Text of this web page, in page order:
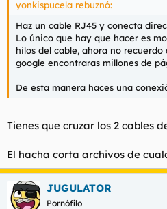
yonkispucela rebuznó:
Haz un cable RJ45 y conecta
Lo único que hay que hacer es
hilos del cable, ahora no recuerdo
google encontraras millones de
De esta manera haces una
Tienes que cruzar los 2 cables
El hacha corta archivos de
JUGULATOR
Pornófilo